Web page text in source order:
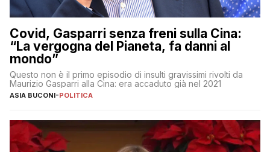
Covid, Gasparri senza freni sulla Cina:
“La vergogna del Pianeta, fa danni al
mondo”
Questo non è il primo episodio di insulti gravissimi rivolti da
Maurizio Gasparri alla Cina: era accaduto già nel 2021
ASIA BUCONI-POLITICA